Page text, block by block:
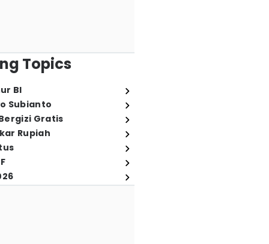
Topics
BI
Subianto
Gratis
Rupiah